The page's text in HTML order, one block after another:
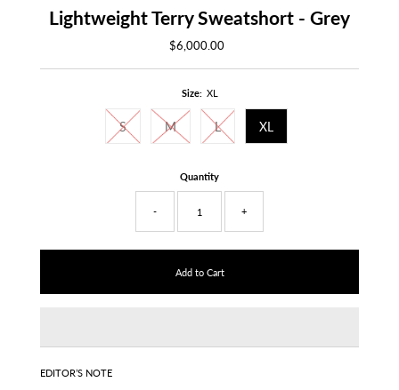
Lightweight Terry Sweatshort - Grey
Regular
$6,000.00
Size: XL
S M L XL
Quantity
- +
EDITOR’S NOTE